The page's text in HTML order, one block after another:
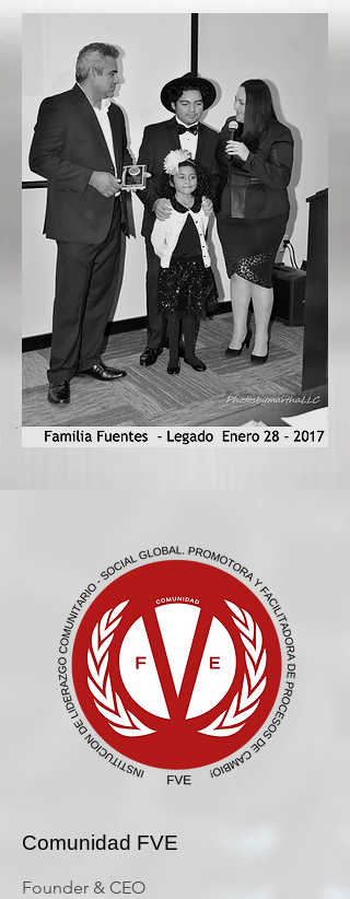
Comunidad FVE
Founder & CEO